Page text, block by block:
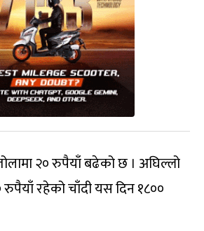
२० रुपैयाँ बढेको छ । अघिल्लो
रुपैयाँ रहेको चाँदी यस दिन १८००